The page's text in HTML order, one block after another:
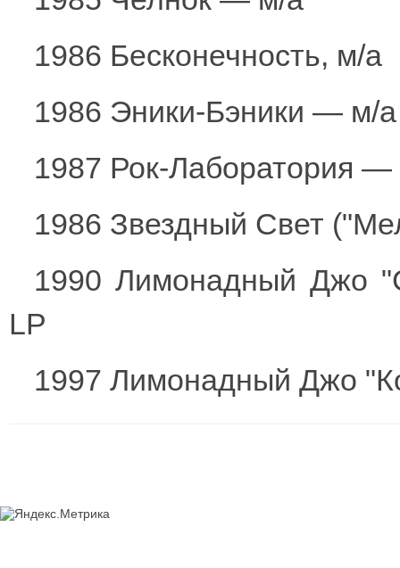
1986 Бесконечность, м/а
1986 Эники-Бэники — м/а
1987 Рок-Лаборатория
1986 Звездный Свет
1990 Лимонадный Джо
LP
1997 Лимонадный Джо